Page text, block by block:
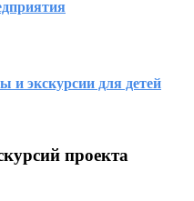
и экскурсии для детей
проекта